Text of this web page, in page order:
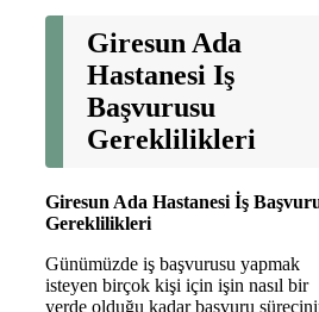
Giresun Ada
Hastanesi Iş
Başvurusu
Gereklilikleri
Giresun Ada Hastanesi İş
Gereklilikleri
Günümüzde iş başvurusu yapmak
isteyen birçok kişi için işin nasıl bir
yerde olduğu kadar başvuru